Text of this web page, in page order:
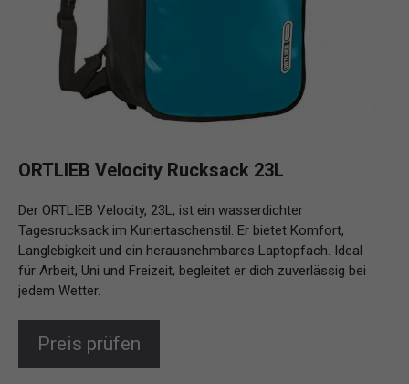
ORTLIEB Velocity Rucksack 23L
Der ORTLIEB Velocity, 23L, ist ein wasserdichter
Tagesrucksack im Kuriertaschenstil. Er bietet Komfort,
Langlebigkeit und ein herausnehmbares Laptopfach. Ideal
für Arbeit, Uni und Freizeit, begleitet er dich zuverlässig bei
jedem Wetter.
Preis prüfen